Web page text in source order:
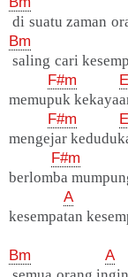
di suatu zaman
Bm
saling cari
F#m
memupuk
F#m
mengejar
F#m
berlomba
A
kesempatan
Bm A